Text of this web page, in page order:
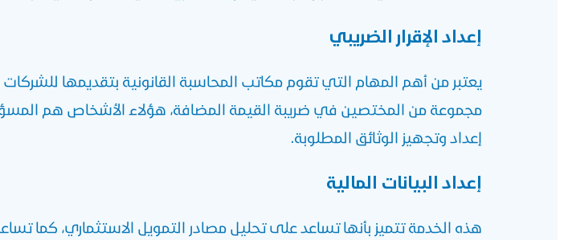
إعداد الإقرار الضريبي
يعتبر من أهم المهام التي تقوم مكاتب المحاسبة القانونية بتقديمها
مجموعة من المختصين في ضريبة القيمة المضافة، هؤلاء الأشخاص هم
إعداد وتجهيز الوثائق المطلوبة.
إعداد البيانات المالية
هذه الخدمة تتميز بأنها تساعد على تحليل مصادر التمويل الاستثماري، كما